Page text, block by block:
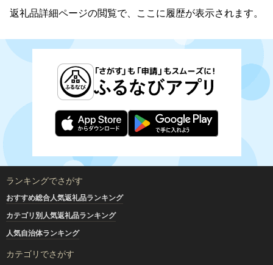
返礼品詳細ページの閲覧で、ここに履歴が表示されます。
ランキングでさがす
おすすめ総合人気返礼品ランキング
カテゴリ別人気返礼品ランキング
人気自治体ランキング
カテゴリでさがす